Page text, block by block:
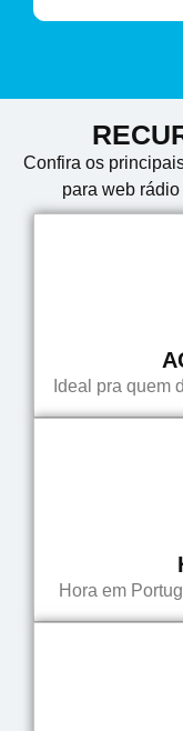
Confira os
para web
Ideal pra quem
Hora em